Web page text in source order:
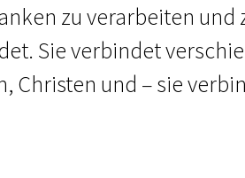
zu verarbeiten und
Sie verbindet
Christen und – sie